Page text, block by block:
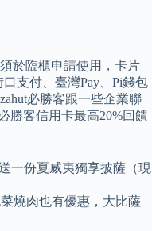
於臨櫃申請使用，卡片
支付、臺灣Pay、Pi錢包
必勝客跟一些企業聯
勝客信用卡最高20%回饋
一份夏威夷獨享披薩（現
燒肉也有優惠，大比薩